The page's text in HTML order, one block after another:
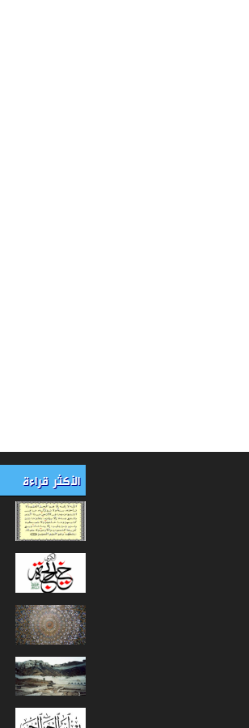
الأكثر قراءة